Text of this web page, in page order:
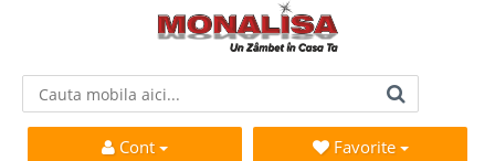
Cont Favorite